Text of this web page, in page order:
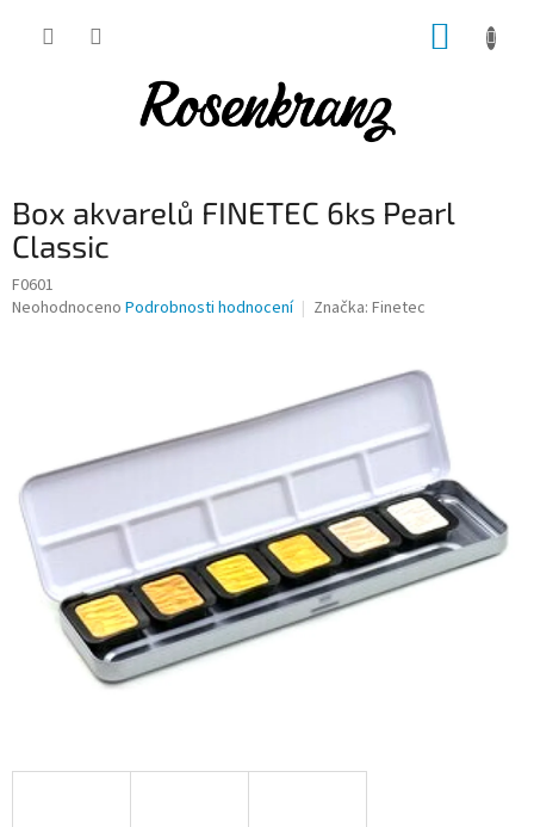
Box akvarelů FINETEC 6ks Pearl
Classic
F0601
Průměrné
hvězdiček.
Neohodnoceno Podrobnosti hodnocení Značka: Finetec